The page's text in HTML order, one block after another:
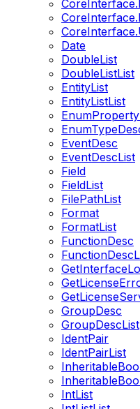
Date
DoubleList
DoubleListList
EntityList
EntityListList
EventDesc
EventDescList
Field
FieldList
FilePathList
Format
FormatList
FunctionDesc
GroupDesc
GroupDescList
IdentPair
IdentPairList
IntList